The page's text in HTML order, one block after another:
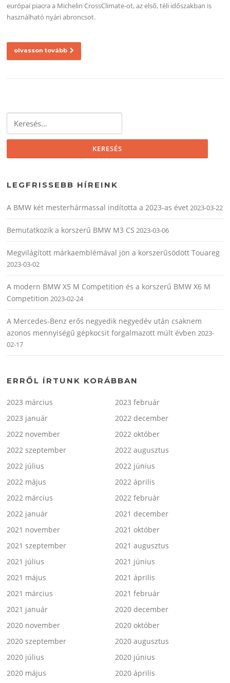
európai piacra a Michelin CrossClimate-ot, az első, téli időszakban is
használható nyári abroncsot.
olvasson tovább
LEGFRISSEBB HÍREINK
A BMW két mesterhármassal indította a 2023-as évet2023-03-22
Bemutatkozik a korszerű BMW M3 CS 2023-03-06
Megvilágított márkaemblémával jön a korszerűsödött Touareg
2023-03-02
A modern BMW X5 M Competition és a korszerű BMW X6 M
Competition 2023-02-24
A Mercedes-Benz erős negyedik negyedév után csaknem
azonos mennyiségű gépkocsit forgalmazott múlt évben 2023-
02-17
ERRŐL ÍRTUNK KORÁBBAN
2023 március
2023 február
2023 január
2022 december
2022 november
2022 október
2022 szeptember
2022 augusztus
2022 július
2022 június
2022 május
2022 április
2022 március
2022 február
2022 január
2021 december
2021 november
2021 október
2021 szeptember
2021 augusztus
2021 július
2021 június
2021 május
2021 április
2021 március
2021 február
2021 január
2020 december
2020 november
2020 október
2020 szeptember
2020 augusztus
2020 július
2020 június
2020 május
2020 április